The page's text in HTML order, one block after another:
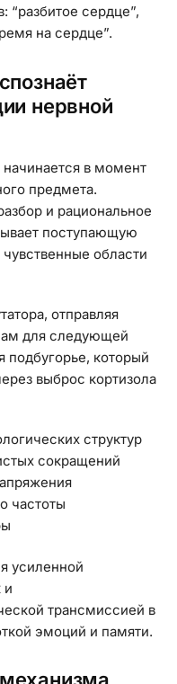
“разбитое сердце”,
на сердце”.
нервной
в момент
предмета.
и рациональное
поступающую
области
отправляя
для следующей
подбугорье, который
выброс кортизола
структур
сокращений
частоты
усиленной
и
трансмиссией в
эмоций и памяти.